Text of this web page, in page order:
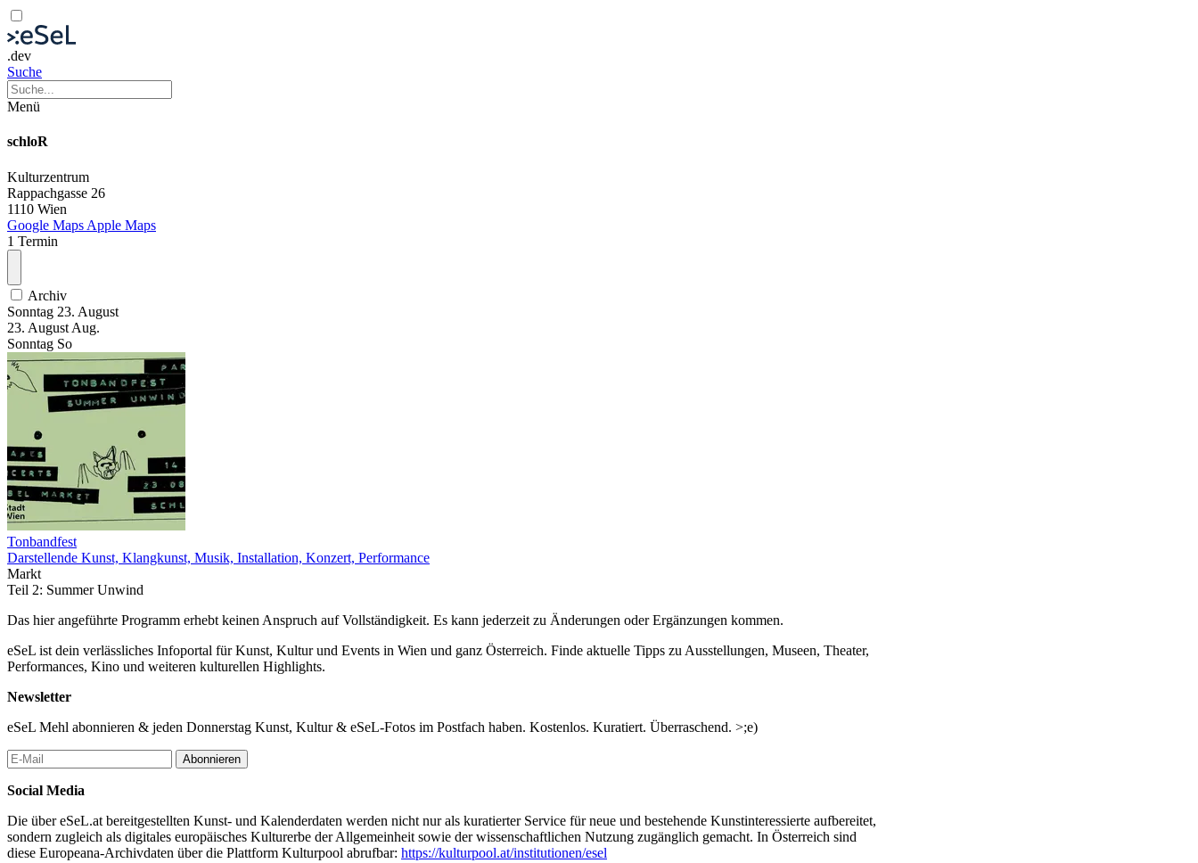
.dev
Suche
Menü
schloR
Kulturzentrum
Rappachgasse 26
1110 Wien
Google Maps Apple Maps
1 Termin
Archiv
Sonntag 23. August
23. August Aug.
Sonntag So
Tonbandfest
Darstellende Kunst, Klangkunst, Musik, Installation, Konzert, Performance
Markt
Teil 2: Summer Unwind
Das hier angeführte Programm erhebt keinen Anspruch auf Vollständigkeit. Es kann jederzeit zu Änderungen oder Ergänzungen kommen.
eSeL ist dein verlässliches Infoportal für Kunst, Kultur und Events in Wien und ganz Österreich. Finde aktuelle Tipps zu Ausstellungen, Museen, Theater,
Performances, Kino und weiteren kulturellen Highlights.
Newsletter
eSeL Mehl abonnieren & jeden Donnerstag Kunst, Kultur & eSeL-Fotos im Postfach haben. Kostenlos. Kuratiert. Überraschend. >;e)
Abonnieren
Social Media
Die über eSeL.at bereitgestellten Kunst- und Kalenderdaten werden nicht nur als kuratierter Service für neue und bestehende Kunstinteressierte aufbereitet,
sondern zugleich als digitales europäisches Kulturerbe der Allgemeinheit sowie der wissenschaftlichen Nutzung zugänglich gemacht. In Österreich sind
diese Europeana-Archivdaten über die Plattform Kulturpool abrufbar: https://kulturpool.at/institutionen/esel